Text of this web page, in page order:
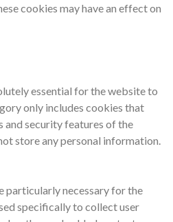
cookies may have an effect on
essential for the website to
only includes cookies that
and security features of the
store any personal information.
particularly necessary for the
specifically to collect user